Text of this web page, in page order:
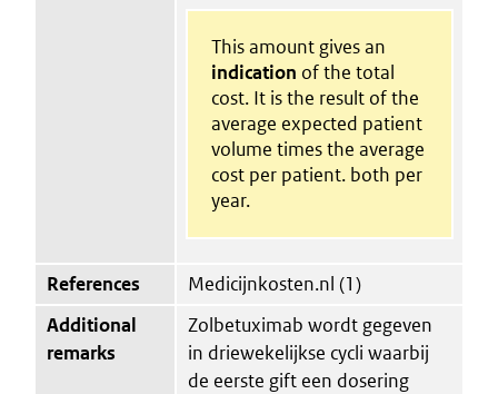
This amount gives an
indication of the total
cost. It is the result of the
average expected patient
volume times the average
cost per patient. both per
year.
References
Medicijnkosten.nl (1)
Additional
remarks
Zolbetuximab wordt gegeven
in driewekelijkse cycli waarbij
de eerste gift een dosering